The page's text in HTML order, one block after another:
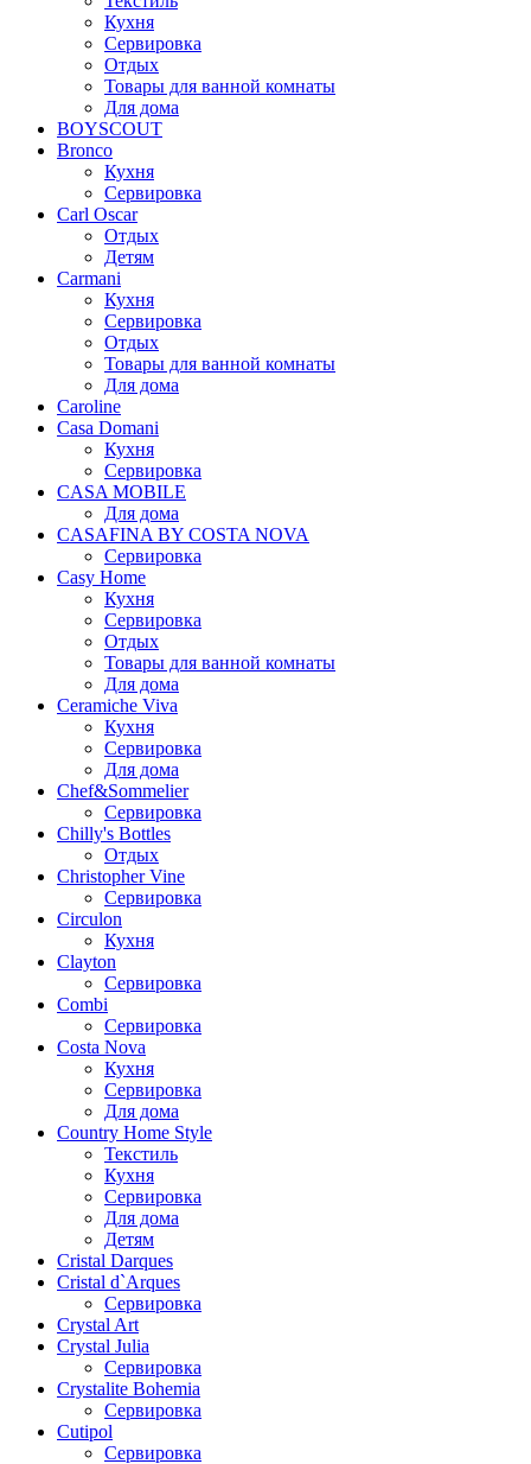
Кухня
Сервировка
Отдых
Товары для ванной комнаты
Для дома
BOYSCOUT
Bronco
Кухня
Сервировка
Carl Oscar
Отдых
Детям
Carmani
Кухня
Сервировка
Отдых
Товары для ванной комнаты
Для дома
Caroline
Casa Domani
Кухня
Сервировка
CASA MOBILE
Для дома
CASAFINA BY COSTA NOVA
Сервировка
Casy Home
Кухня
Сервировка
Отдых
Товары для ванной комнаты
Для дома
Ceramiche Viva
Кухня
Сервировка
Для дома
Chef&Sommelier
Сервировка
Chilly's Bottles
Отдых
Christopher Vine
Сервировка
Circulon
Кухня
Clayton
Сервировка
Combi
Сервировка
Costa Nova
Кухня
Сервировка
Для дома
Country Home Style
Текстиль
Кухня
Сервировка
Для дома
Детям
Cristal Darques
Cristal d`Arques
Сервировка
Crystal Art
Crystal Julia
Сервировка
Crystalite Bohemia
Сервировка
Cutipol
Сервировка